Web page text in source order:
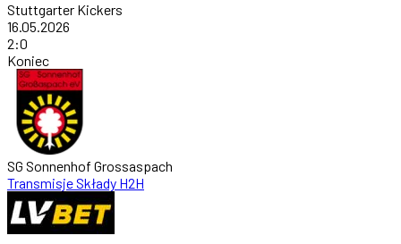
Stuttgarter Kickers
16.05.2026
2:0
Koniec
SG Sonnenhof Grossaspach
TransmisjeSkłady H2H